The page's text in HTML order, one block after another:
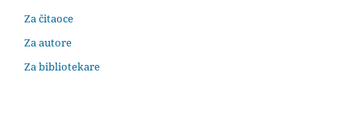
Za čitaoce
Za autore
Za bibliotekare